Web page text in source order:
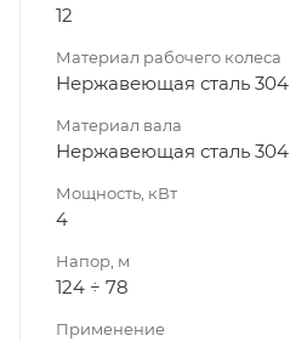
12
Материал рабочего колеса
Нержавеющая сталь 304
Материал вала
Нержавеющая сталь 304
Мощность, кВт
4
Напор, м
124 ÷ 78
Применение